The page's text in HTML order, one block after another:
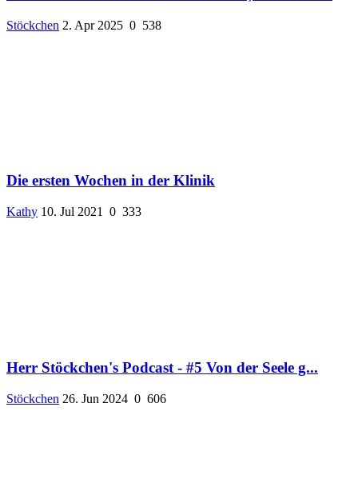
Stöckchen 2. Apr 2025 0 538
Die ersten Wochen in der Klinik
Kathy 10. Jul 2021 0 333
Herr Stöckchen's Podcast - #5 Von der Seele g...
Stöckchen 26. Jun 2024 0 606